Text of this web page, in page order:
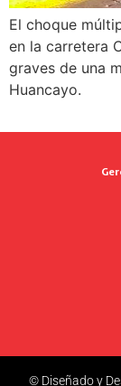
El choque
en la carretera
graves de una
Huancayo.
© Diseñado y